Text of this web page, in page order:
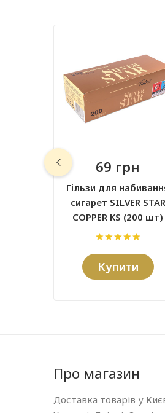
69 грн
Гільзи для
сигарет SILVER STAR
COPPER KS (200 шт)
Купити
Про магазин
Доставка товарів у